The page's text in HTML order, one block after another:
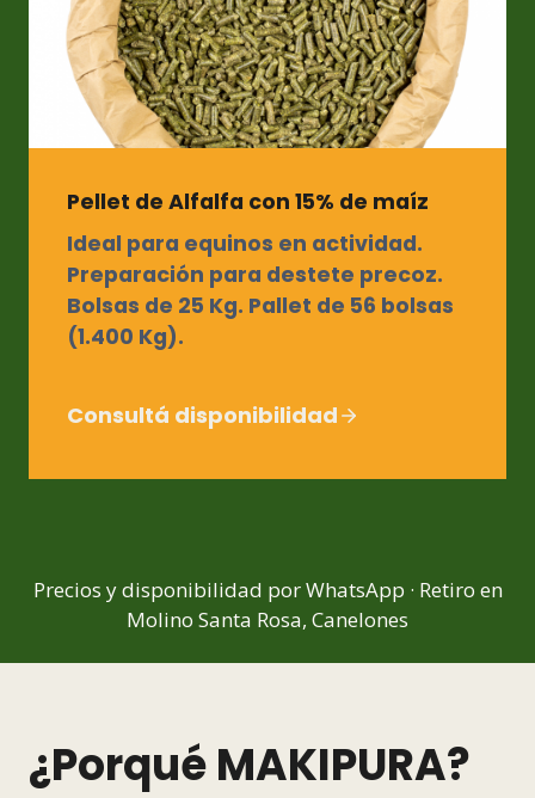
Pellet de Alfalfa con 15% de maíz
Ideal para equinos en actividad.
Preparación para destete precoz.
Bolsas de 25 Kg. Pallet de 56 bolsas
(1.400 Kg).
Consultá disponibilidad
Precios y disponibilidad por WhatsApp · Retiro en
Molino Santa Rosa, Canelones
¿Porqué MAKIPURA?